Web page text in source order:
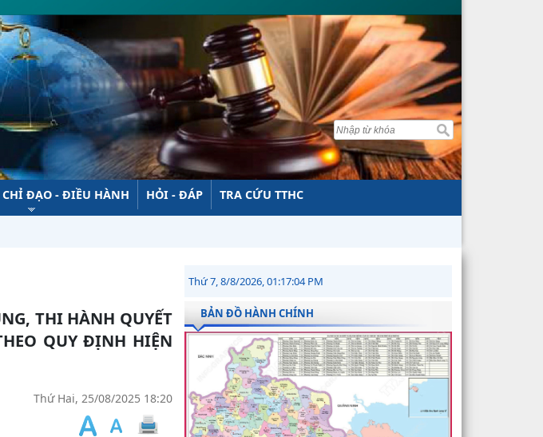
CHỈ ĐẠO - ĐIỀU HÀNH HỎI - ĐÁP TRA CỨU TTHC
QUY ĐỊNH HIỆN
Thứ Hai, 25/08/2025 18:20
Thứ 7, 8/8/2026, 01:17:05 PM
BẢN ĐỒ HÀNH CHÍNH